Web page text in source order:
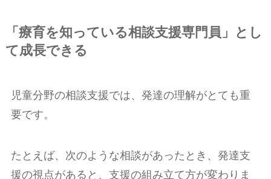
「療育を知っている相談支援専門員」とし
て成長できる
児童分野の相談支援では、発達の理解がとても重
要です。
たとえば、次のような相談があったとき、発達支
援の視点があると、支援の組み立て方が変わりま